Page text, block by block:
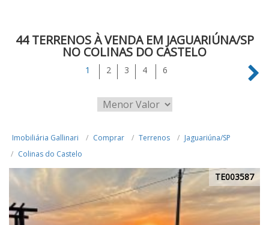
44 TERRENOS À VENDA EM JAGUARIÚNA/SP
NO COLINAS DO CASTELO
1 2 3 4 6
Imobiliária Gallinari Comprar Terrenos
Jaguariúna/SP
Colinas do Castelo
TE003587